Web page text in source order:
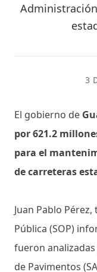
3
El gobierno de
por 621.2
para el
de carreteras
Juan Pablo
Pública (SOP)
fueron
de Pavimentos